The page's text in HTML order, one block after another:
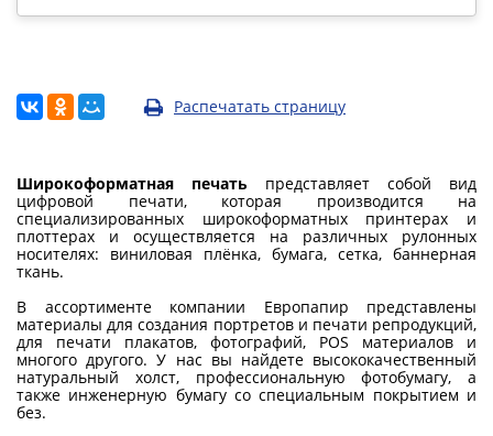
Распечатать страницу
Широкоформатная печать представляет собой вид
цифровой печати, которая производится на
специализированных широкоформатных принтерах и
плоттерах и осуществляется на различных рулонных
носителях: виниловая плёнка, бумага, сетка, баннерная
ткань.
В ассортименте компании Европапир представлены
материалы для создания портретов и печати репродукций,
для печати плакатов, фотографий, POS материалов и
многого другого. У нас вы найдете высококачественный
натуральный холст, профессиональную фотобумагу, а
также инженерную бумагу со специальным покрытием и
без.